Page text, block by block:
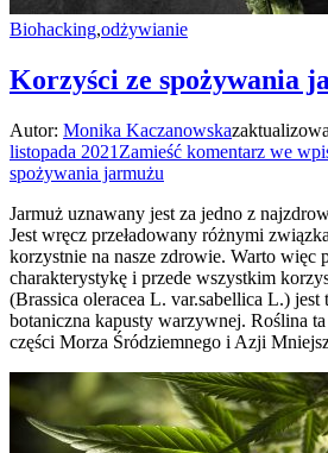
Biohacking,odżywianie
Korzyści ze spożywania
Autor: Monika Kaczanowska
listopada 2021 Zamieść komentarz we
spożywania jarmużu
Jarmuż uznawany jest za jedno z
Jest wręcz przeładowany różnymi
korzystnie na nasze zdrowie. Warto więc
charakterystykę i przede wszystkim
(Brassica oleracea L. var.sabellica L.)
botaniczna kapusty warzywnej. Roślina
części Morza Śródziemnego i Azji